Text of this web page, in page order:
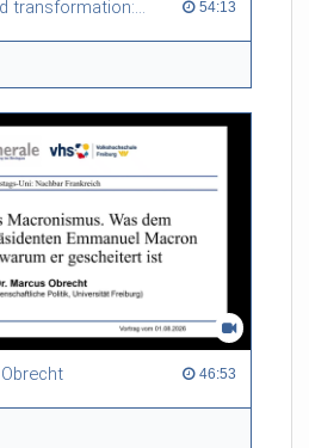
Between tradition and transformation: how owners, advisers and institutions co-create knowledge for resilient forests in Europe 54:13
46:53